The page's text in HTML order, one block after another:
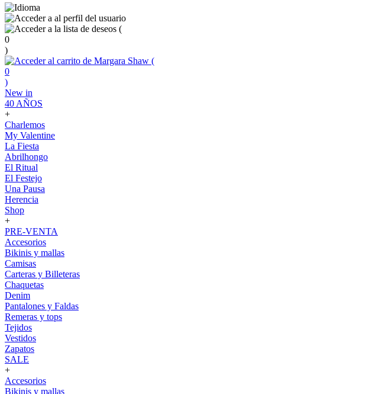
(
0
)
(
0
)
New in
40 AÑOS
+
Charlemos
My Valentine
La Fiesta
Abrilhongo
El Ritual
El Festejo
Una Pausa
Herencia
Shop
+
PRE-VENTA
Accesorios
Bikinis y mallas
Camisas
Carteras y Billeteras
Chaquetas
Denim
Pantalones y Faldas
Remeras y tops
Tejidos
Vestidos
Zapatos
SALE
+
Accesorios
Bikinis y mallas